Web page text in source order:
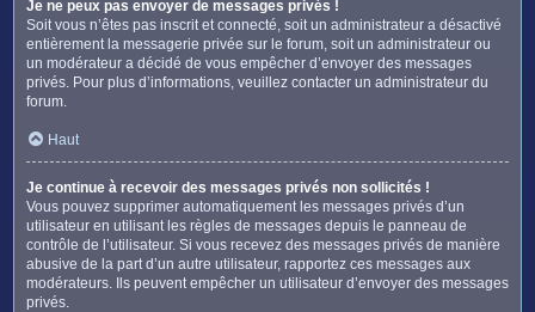
Je ne peux pas envoyer de messages privés !
Soit vous n’êtes pas inscrit et connecté, soit un administrateur a désactivé
entièrement la messagerie privée sur le forum, soit un administrateur ou
un modérateur a décidé de vous empêcher d’envoyer des messages
privés. Pour plus d’informations, veuillez contacter un administrateur du
forum.
Haut
Je continue à recevoir des messages privés non sollicités !
Vous pouvez supprimer automatiquement les messages privés d’un
utilisateur en utilisant les règles de messages depuis le panneau de
contrôle de l’utilisateur. Si vous recevez des messages privés de manière
abusive de la part d’un autre utilisateur, rapportez ces messages aux
modérateurs. Ils peuvent empêcher un utilisateur d’envoyer des messages
privés.